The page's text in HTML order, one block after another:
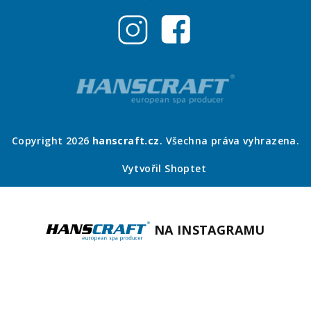
Copyright 2026 hanscraft.cz. Všechna práva vyhrazena.
Vytvořil Shoptet
NA INSTAGRAMU